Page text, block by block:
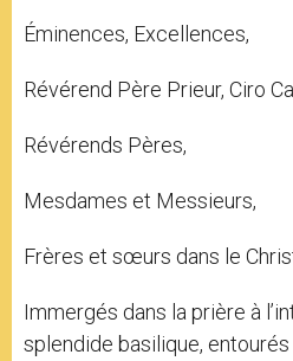
Éminences, Excellences,
Révérend Père Prieur, Ciro
Révérends Pères,
Mesdames et Messieurs,
Frères et sœurs dans le
Immergés dans la prière à
splendide basilique,